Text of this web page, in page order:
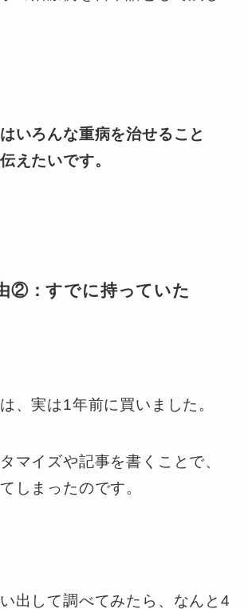
いろんな重病を治せること
えたいです。
②：すでに持っていた
、実は1年前に買いました。
マイズや記事を書くことで、
しまったのです。
出して調べてみたら、なんと4